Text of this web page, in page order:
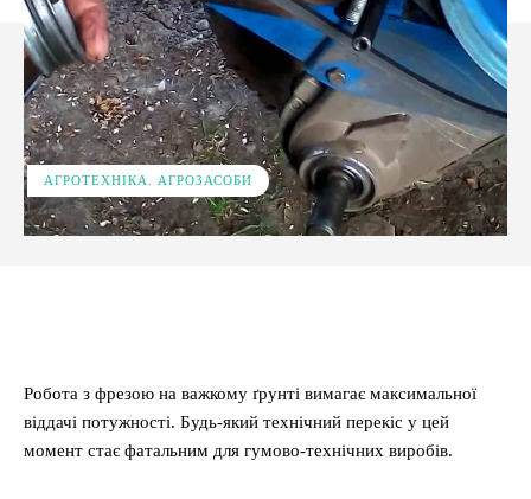
АГРОТЕХНІКА. АГРОЗАСОБИ
Робота з фрезою на важкому ґрунті вимагає максимальної
віддачі потужності. Будь-який технічний перекіс у цей
момент стає фатальним для гумово-технічних виробів.